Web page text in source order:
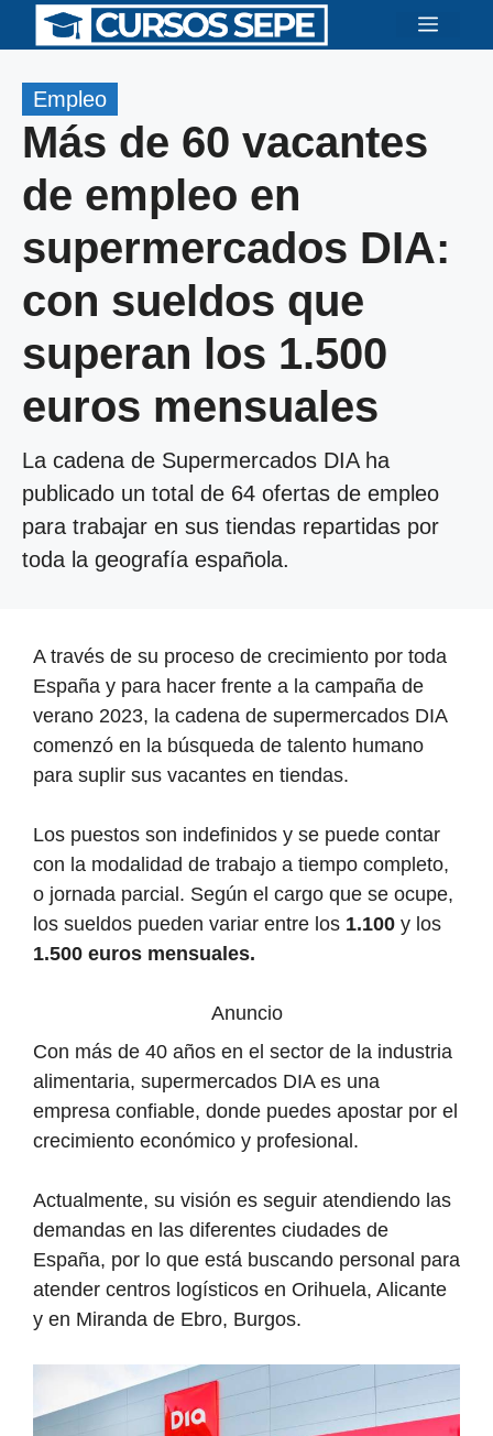
Saltar
Menú
Empleo
Más de 60 vacantes
de empleo en
supermercados DIA:
con sueldos que
superan los 1.500
euros mensuales
La cadena de Supermercados DIA ha
publicado un total de 64 ofertas de empleo
para trabajar en sus tiendas repartidas por
toda la geografía española.
A través de su proceso de crecimiento por toda
España y para hacer frente a la campaña de
verano 2023, la cadena de supermercados DIA
comenzó en la búsqueda de talento humano
para suplir sus vacantes en tiendas.
Los puestos son indefinidos y se puede contar
con la modalidad de trabajo a tiempo completo,
o jornada parcial. Según el cargo que se ocupe,
los sueldos pueden variar entre los 1.100 y los
1.500 euros mensuales.
Anuncio
Con más de 40 años en el sector de la industria
alimentaria, supermercados DIA es una
empresa confiable, donde puedes apostar por el
crecimiento económico y profesional.
Actualmente, su visión es seguir atendiendo las
demandas en las diferentes ciudades de
España, por lo que está buscando personal para
atender centros logísticos en Orihuela, Alicante
y en Miranda de Ebro, Burgos.